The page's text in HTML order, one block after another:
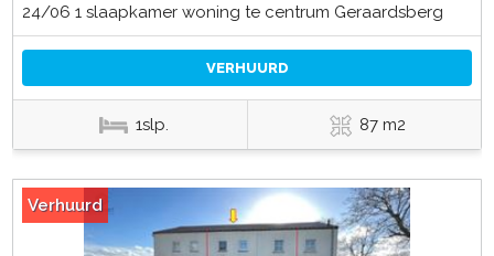
24/06 1 slaapkamer woning te centrum Geraardsberg
VERHUURD
1slp. 87 m2
Verhuurd